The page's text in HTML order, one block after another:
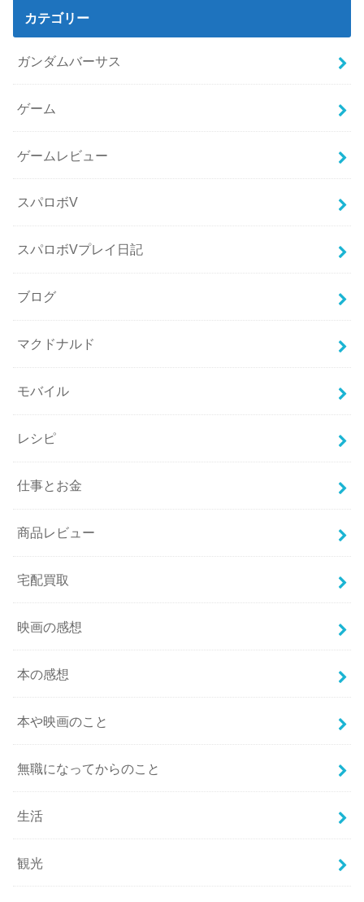
カテゴリー
ガンダムバーサス
ゲーム
ゲームレビュー
スパロボV
スパロボVプレイ日記
ブログ
マクドナルド
モバイル
レシピ
仕事とお金
商品レビュー
宅配買取
映画の感想
本の感想
本や映画のこと
無職になってからのこと
生活
観光